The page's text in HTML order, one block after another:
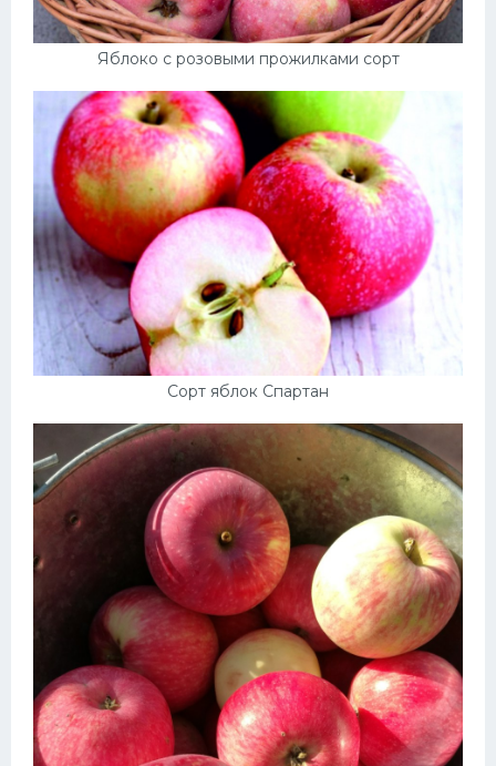
Яблоко с розовыми прожилками сорт
Сорт яблок Спартан